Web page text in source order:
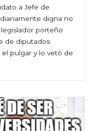
a Jefe de
digna no
porteño
de diputados
pulgar y lo vetó de